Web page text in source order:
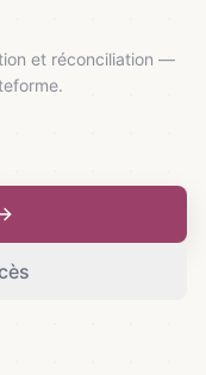
et réconciliation —